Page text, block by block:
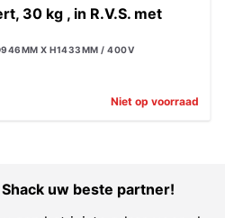
30 kg , in R.V.S. met
X H1433MM / 400V
Niet op voorraad
uw beste partner!